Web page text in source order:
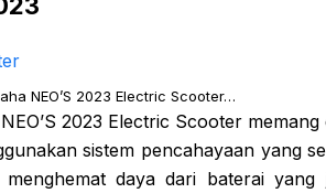
NEO’S 2023 Electric Scooter…
2023 Electric Scooter
sistem pencahayaan yang
daya dari baterai yang